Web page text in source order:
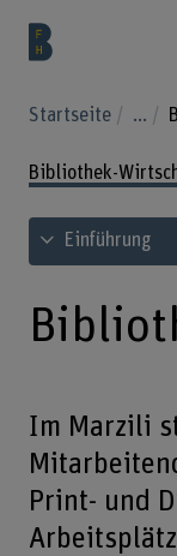
Startseite ...
Bibliothek-
Inhaltsverzeichnis
Einführung
Im Marzili
Print- und